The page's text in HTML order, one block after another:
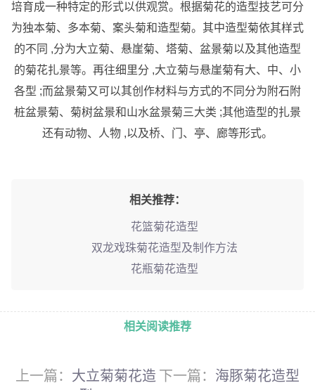
培育成一种特定的形式以供观赏。根据菊花的造型技艺可分
为独本菊、多本菊、案头菊和造型菊。其中造型菊依其样式
的不同 ,分为大立菊、悬崖菊、塔菊、盆景菊以及其他造型
的菊花扎景等。再往细里分 ,大立菊与悬崖菊有大、中、小
各型 ;而盆景菊又可以其创作材料与方式的不同分为附石附
桩盆景菊、菊树盆景和山水盆景菊三大类 ;其他造型的扎景
还有动物、人物 ,以及桥、门、亭、廊等形式。
相关推荐：
花篮菊花造型
双龙戏珠菊花造型及制作方法
花瓶菊花造型
相关阅读推荐
上一篇： 大立菊菊花造 下一篇： 海豚菊花造型